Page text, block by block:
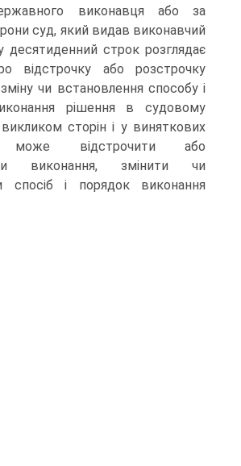
виконавця або за
суд, який видав виконавчий
десятиденний строк розглядає
відстрочку або розстрочку
чи встановлення способу і
рішення в судовому
викликом сторін і у виняткових
може відстрочити або
виконання, змінити чи
спосіб і порядок виконання